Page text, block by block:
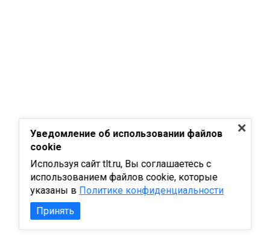
Уведомление об использовании файлов
cookie
Используя сайт tlt.ru, Вы соглашаетесь с
использованием файлов cookie, которые
указаны в Политике конфиденциальности
Принять